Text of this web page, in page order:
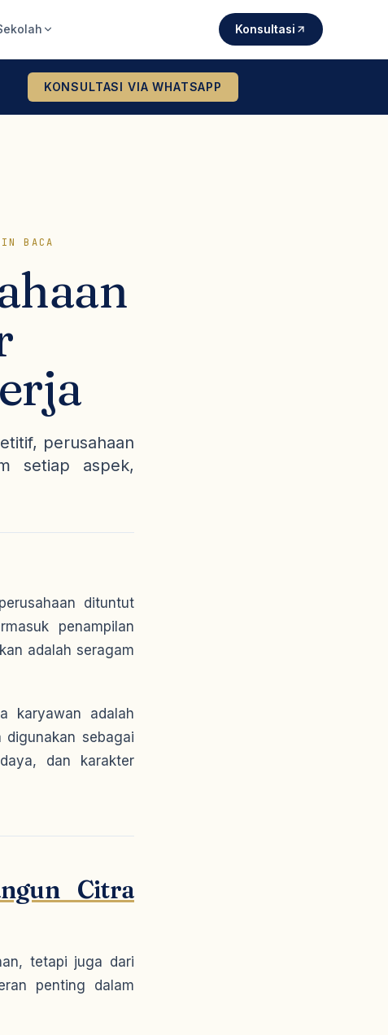
Konsultasi
KONSULTASI VIA WHATSAPP
BACA
perusahaan
setiap aspek,
dituntut
penampilan
adalah seragam
karyawan adalah
sebagai
dan karakter
Citra
tetapi juga dari
penting dalam